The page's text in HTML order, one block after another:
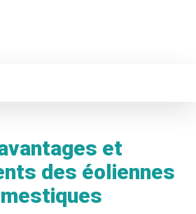
et
des éoliennes